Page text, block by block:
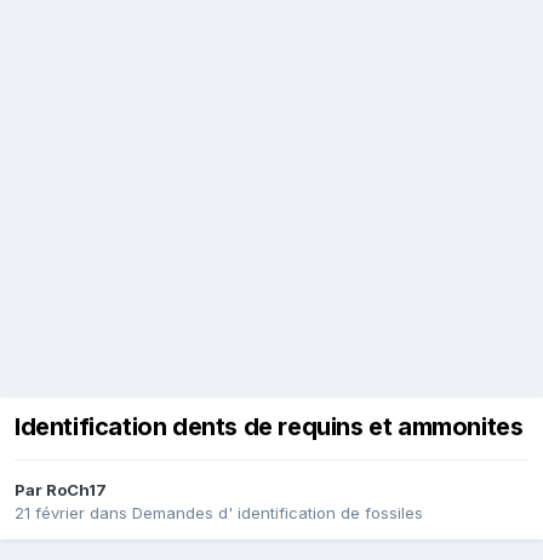
Identification dents de requins et ammonites
Par RoCh17
21 février dans Demandes d' identification de fossiles